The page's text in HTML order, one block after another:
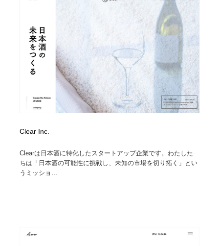
Clear Inc.
Clearは日本酒に特化したスタートアップ企業です。わたした
ちは「日本酒の可能性に挑戦し、未知の市場を切り拓く」とい
うミッショ...